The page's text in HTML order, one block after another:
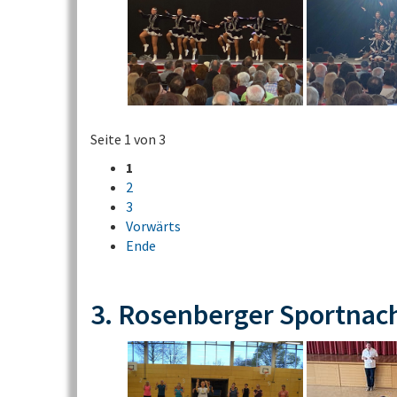
Seite 1 von 3
1
2
3
Vorwärts
Ende
3. Rosenberger